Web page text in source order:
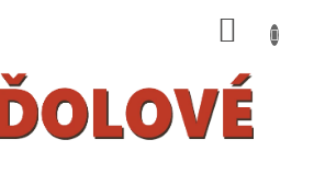
KOŠÍK